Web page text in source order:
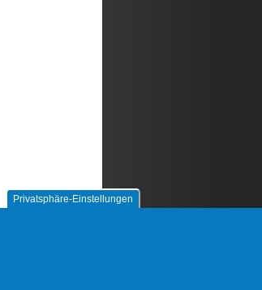
Privatsphäre-Einstellungen